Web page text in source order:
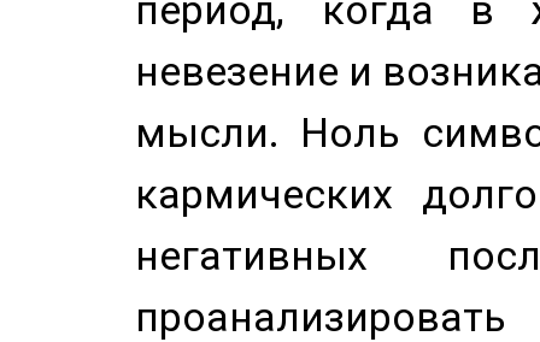
невезение и
мысли. Ноль
кармических
негативных